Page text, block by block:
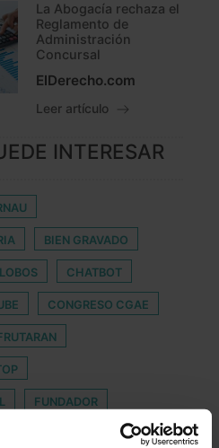
La Abogacía rechaza el
Reglamento de
Administración
Concursal
ElDerecho.com
Leer artículo
INTERESAR
BIEN GRAVADO
CHATBOT
CONGRESO CGAE
FUNDADOR